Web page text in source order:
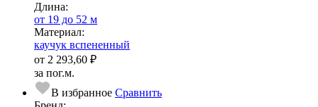
Длина:
от 19 до 52 м
Ма­­те­­ри­­ал:
каучук вспененный
от 2 293,60 ₽
за пог.м.
В избранное Сравнить